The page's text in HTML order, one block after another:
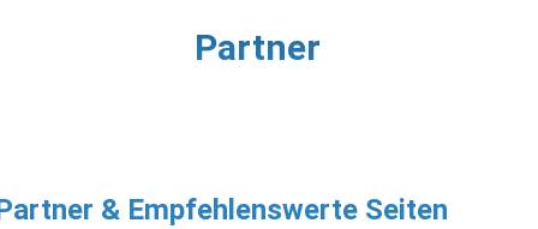
Partner
& Empfehlenswerte Seiten